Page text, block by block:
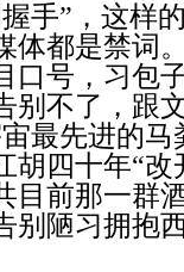
手”，这样
体都是禁词
口号，习包
别不了，跟
最先进的马
胡四十年“改
目前那一群
别陋习拥抱